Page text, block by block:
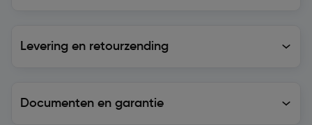
Levering en retourzending
Documenten en garantie